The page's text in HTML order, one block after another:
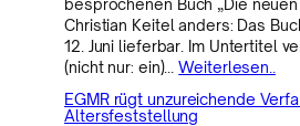
besprochenen Buch „Die
Christian Keitel anders: Das
12. Juni lieferbar. Im Untertitel
(nicht nur: ein)…Weiterlesen..
EGMR rügt unzureichende
Altersfeststellung